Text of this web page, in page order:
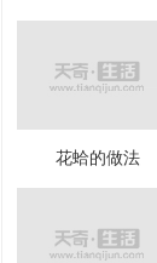
花蛤的做法